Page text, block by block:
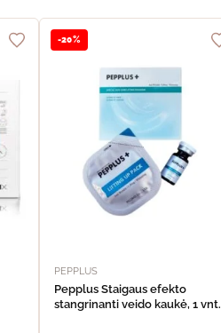
-20%
PEPPLUS
Pepplus Staigaus efekto
stangrinanti veido kaukė, 1 vnt.